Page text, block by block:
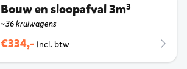
Bouw en sloopafval 3m³
~36 kruiwagens
€334,- Incl. btw